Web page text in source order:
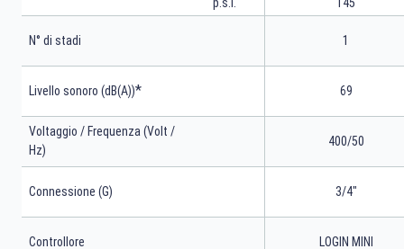
N° di stadi 1
Livello sonoro (dB(A))* 69
Voltaggio / Frequenza (Volt /
Hz)
400/50
Connessione (G) 3/4"
Controllore LOGIN MINI